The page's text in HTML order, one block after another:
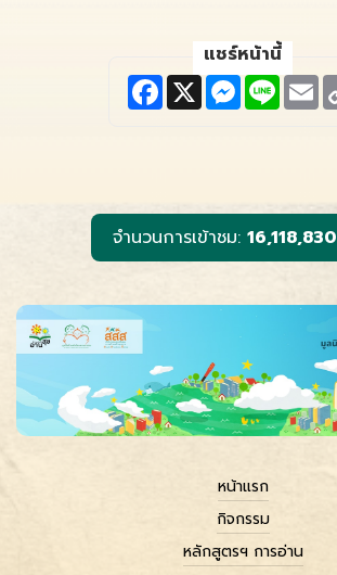
แชร์หน้านี้
F
a
c
X M
e
s
r
L
n
E
m
a
จำนวนการเข้าชม: 16,118,830
หน้าแรก
กิจกรรม
หลักสูตรฯ การอ่าน